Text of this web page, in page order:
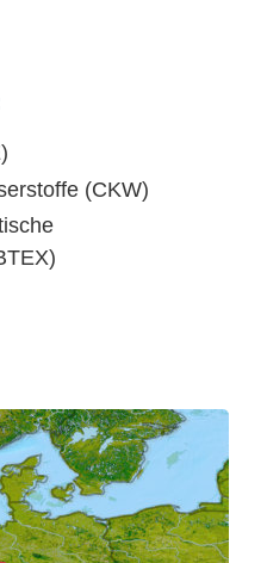
(CKW)